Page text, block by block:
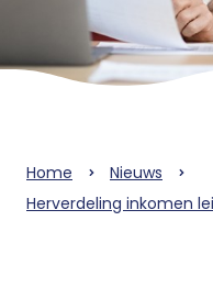
Home
Nieuws
Herverdeling inkomen